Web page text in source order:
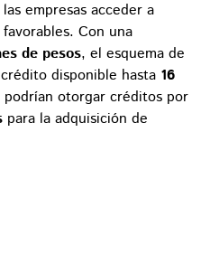
empresas acceder a
Con una
de pesos, el esquema de
disponible hasta 16
otorgar créditos por
para la adquisición de